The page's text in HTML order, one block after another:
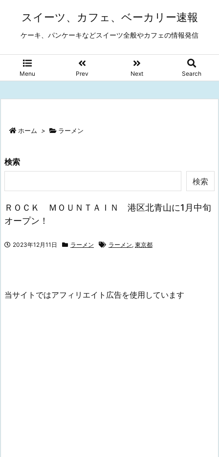
スイーツ、カフェ、ベーカリー速報
ケーキ、パンケーキなどスイーツ全般やカフェの情報発信
Menu Prev Next Search
ホーム > ラーメン
検索
検索
ＲＯＣＫ ＭＯＵＮＴＡＩＮ 港区北青山に1月中旬
オープン！
2023年12月11日 ラーメン ラーメン, 東京都
当サイトではアフィリエイト広告を使用しています